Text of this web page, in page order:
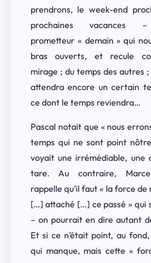
prendrons, le week-end
prochaines vacances
prometteur « demain » qui
bras ouverts, et recule
mirage ; du temps des autres
attendra encore un certain
ce dont le temps reviendra…
Pascal notait que « nous
temps qui ne sont point
voyait une irrémédiable, une
tare. Au contraire,
rappelle qu’il faut « la force
[…] attaché […] ce passé » qui
– on pourrait en dire autant
Et si ce n’était point, au
qui manque, mais cette «